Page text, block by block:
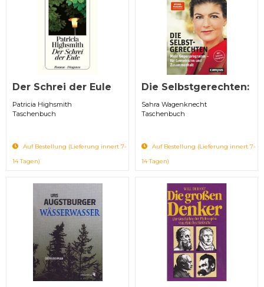
Der Schrei der Eule
Patricia Highsmith
Taschenbuch
Auf Bestellung (Lieferung innert 7-
14 Tagen)
Die Selbstgerechten:
Sahra Wagenknecht
Taschenbuch
Auf Bestellung (Lieferung innert 7-
14 Tagen)